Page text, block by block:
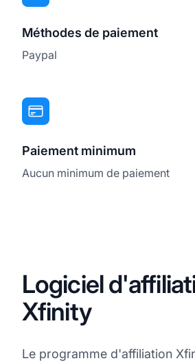
Méthodes de paiement
Paypal
Paiement minimum
Aucun minimum de paiement
Logiciel
Xfinity
Le programme d'affiliation